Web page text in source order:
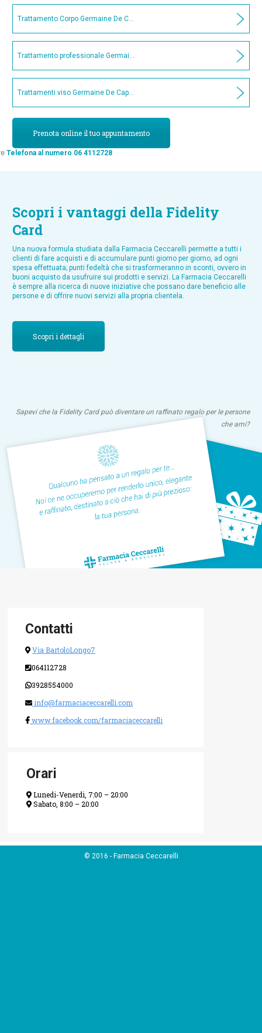
Trattamento Corpo Germaine De Capuccini Sensual & Care
Trattamento professionale Germaine De Capuccini contorno occhi Rides
Trattamenti viso Germaine De Capuccini
Prenota online il tuo appuntamento
Telefona al numero 06 4112728
Scopri i vantaggi della Fidelity
Card
Una nuova formula studiata dalla Farmacia Ceccarelli permette a tutti i
clienti di fare acquisti e di accumulare punti giorno per giorno, ad ogni
spesa effettuata; punti fedeltà che si trasformeranno in sconti, ovvero in
buoni acquisto da usufruire sui prodotti e servizi. La Farmacia Ceccarelli
è sempre alla ricerca di nuove iniziative che possano dare beneficio alle
persone e di offrire nuovi servizi alla propria clientela.
Scopri i dettagli
Sapevi che la Fidelity Card può diventare un raffinato regalo per le persone
che ami?
Contatti
Via BartoloLongo7
064112728
3928554000
info@farmaciaceccarelli.com
www.facebook.com/farmaciaceccarelli
Orari
Lunedi-Venerdi, 7:00 – 20:00
Sabato, 8:00 – 20:00
© 2016 - Farmacia Ceccarelli